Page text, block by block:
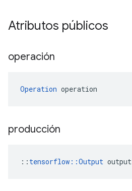
Atributos públicos
operación
Operation operation
producción
:: tensorflow::Output output